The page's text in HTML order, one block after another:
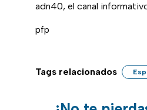
adn40, el canal
pfp
Tags relacionados